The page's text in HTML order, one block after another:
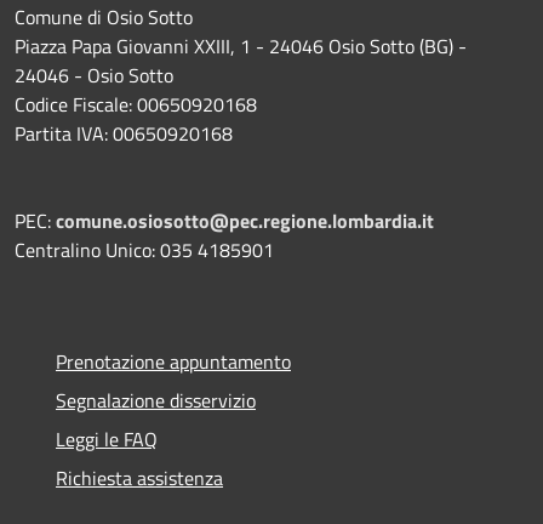
Comune di Osio Sotto
Piazza Papa Giovanni XXIII, 1 - 24046 Osio Sotto (BG) -
24046 - Osio Sotto
Codice Fiscale: 00650920168
Partita IVA: 00650920168
PEC:comune.osiosotto@pec.regione.lombardia.it
Centralino Unico: 035 4185901
Prenotazione appuntamento
Segnalazione disservizio
Leggi le FAQ
Richiesta assistenza